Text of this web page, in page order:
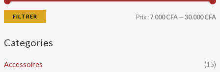
FILTRER Prix :7.000 CFA—30.000 CFA
Categories
Accessoires (15)